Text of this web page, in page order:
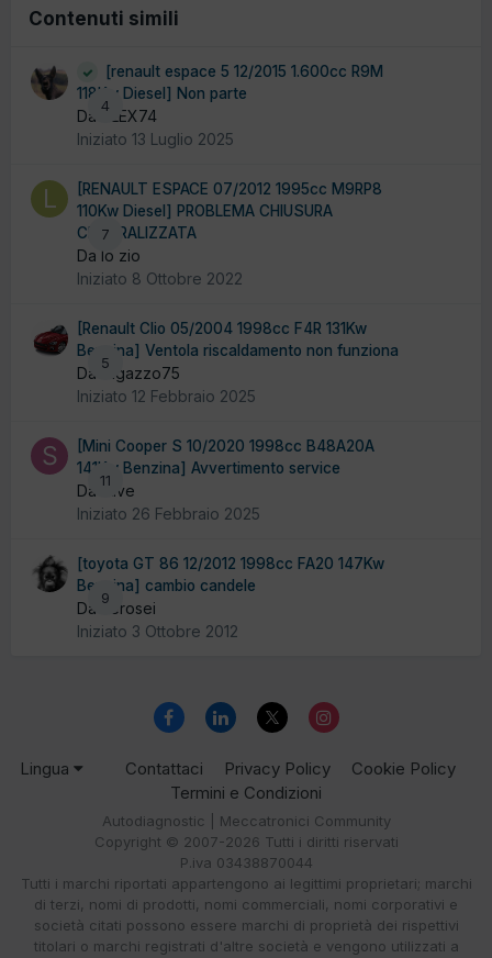
Contenuti simili
4
[renault espace 5 12/2015 1.600cc R9M
118Kw Diesel] Non parte
Da ALEX74
Iniziato 13 Luglio 2025
7
[RENAULT ESPACE 07/2012 1995cc M9RP8
110Kw Diesel] PROBLEMA CHIUSURA
CENTRALIZZATA
Da lo zio
Iniziato 8 Ottobre 2022
5
[Renault Clio 05/2004 1998cc F4R 131Kw
Benzina] Ventola riscaldamento non funziona
Da ragazzo75
Iniziato 12 Febbraio 2025
11
[Mini Cooper S 10/2020 1998cc B48A20A
141Kw Benzina] Avvertimento service
Da stive
Iniziato 26 Febbraio 2025
9
[toyota GT 86 12/2012 1998cc FA20 147Kw
Benzina] cambio candele
Da zerosei
Iniziato 3 Ottobre 2012
Lingua Contattaci Privacy Policy
Cookie Policy
Termini e Condizioni
Autodiagnostic | Meccatronici Community
Copyright © 2007-2026 Tutti i diritti riservati
P.iva 03438870044
Tutti i marchi riportati appartengono ai legittimi proprietari; marchi
di terzi, nomi di prodotti, nomi commerciali, nomi corporativi e
società citati possono essere marchi di proprietà dei rispettivi
titolari o marchi registrati d'altre società e vengono utilizzati a